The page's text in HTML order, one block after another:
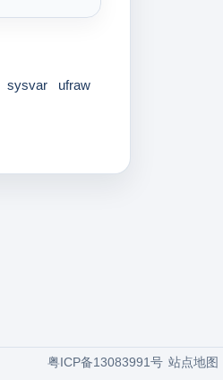
sysvar
ufraw
站点地图
粤ICP备13083991号